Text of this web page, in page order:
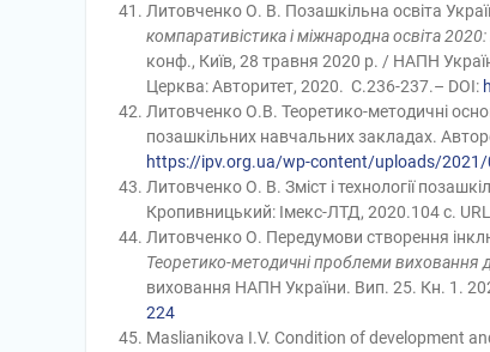
Литовченко О. В. Позашкільна освіта
компаративістика і міжнародна освіта
конф., Київ, 28 травня 2020 р. / НАПН
Церква: Авторитет, 2020. С.236-237.– DOI:
Литовченко О.В. Теоретико-методичні
позашкільних навчальних закладах.
https://ipv.org.ua/wp-content/uploads/
Литовченко О. В. Зміст і технології
Кропивницький: Імекс-ЛТД, 2020.104 с.
Литовченко О. Передумови створення
Теоретико-методичні проблеми виховання
виховання НАПН України. Вип. 25. Кн. 1.
224
Maslianikova I.V. Condition of development